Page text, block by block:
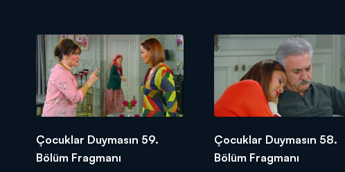
Çocuklar Duymasın 59.
Bölüm Fragmanı
Çocuklar Duymasın 58.
Bölüm Fragmanı